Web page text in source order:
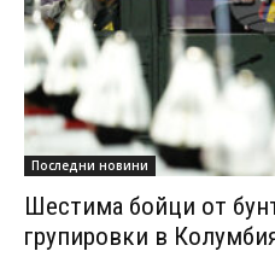
Последни новини
Шестима бойци от
групировки в